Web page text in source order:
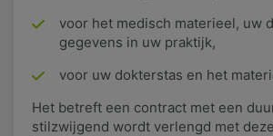
voor het medisch materieel, uw
gegevens in uw praktijk,
voor uw dokterstas en het
Het betreft een contract met een
stilzwijgend wordt verlengd met